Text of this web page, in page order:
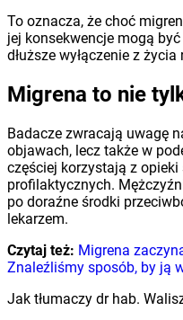
To oznacza, że choć
jej konsekwencje mogą
dłuższe wyłączenie z
Migrena to nie
Badacze zwracają uwagę
objawach, lecz także w
częściej korzystają z
profilaktycznych.
po doraźne środki
lekarzem.
Czytaj też: Migrena
Znaleźliśmy sposób, by ją
Jak tłumaczy dr hab.